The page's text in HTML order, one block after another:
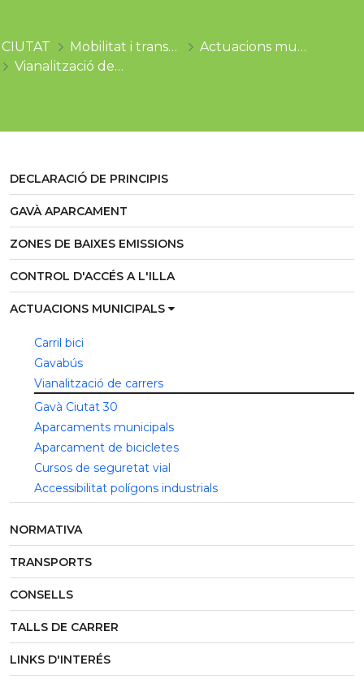
CIUTAT Mobilitat i transports
Actuacions municipals
Vianalització de carrers
DECLARACIÓ DE PRINCIPIS
GAVÀ APARCAMENT
ZONES DE BAIXES EMISSIONS
CONTROL D'ACCÉS A L'ILLA
ACTUACIONS MUNICIPALS
Carril bici
Gavabús
Vianalització de carrers
Gavà Ciutat 30
Aparcaments municipals
Aparcament de bicicletes
Cursos de seguretat vial
Accessibilitat polígons industrials
NORMATIVA
TRANSPORTS
CONSELLS
TALLS DE CARRER
LINKS D'INTERÉS